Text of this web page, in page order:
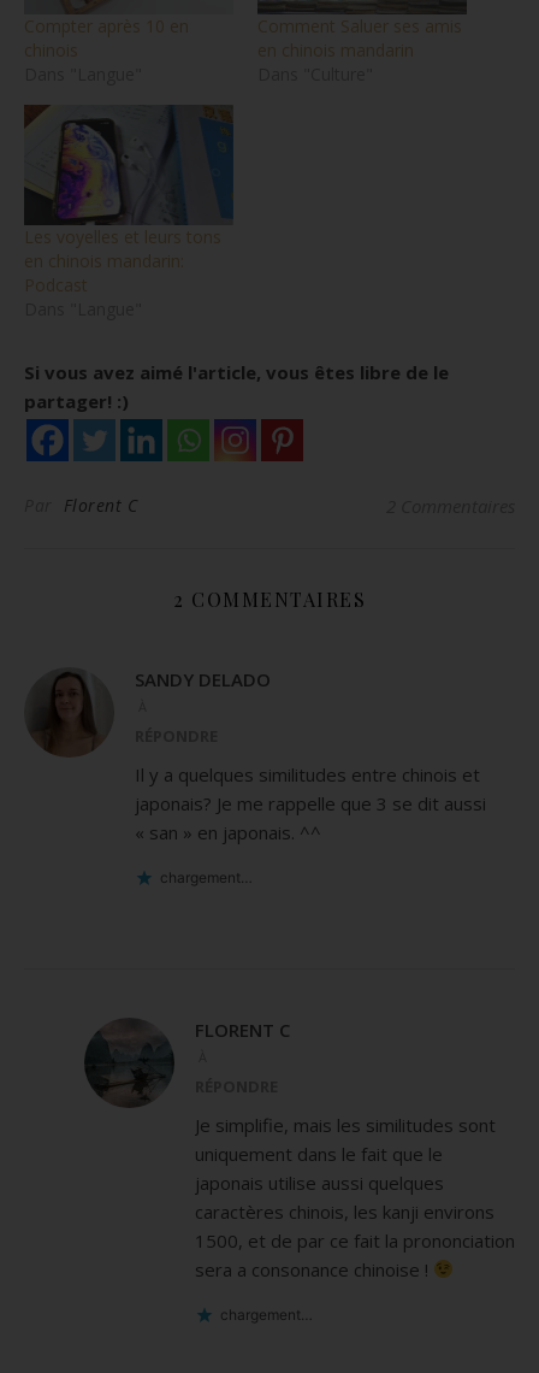
Compter après 10 en
chinois
Comment Saluer ses amis
en chinois mandarin
Les voyelles et leurs tons
en chinois mandarin:
Podcast
Si vous avez aimé l'article, vous êtes libre de le
partager! :)
Florent C
2 COMMENTAIRES
SANDY DELADO
Il y a quelques similitudes entre chinois et
japonais? Je me rappelle que 3 se dit aussi
« san » en japonais. ^^
chargement…
FLORENT C
Je simplifie, mais les similitudes sont
uniquement dans le fait que le
japonais utilise aussi quelques
caractères chinois, les kanji environs
1500, et de par ce fait la prononciation
sera a consonance chinoise !
chargement…